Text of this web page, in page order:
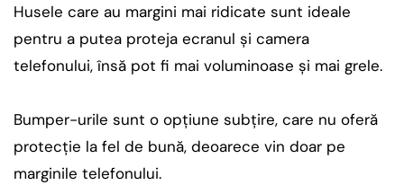
Husele care au margini mai ridicate sunt ideale
pentru a putea proteja ecranul și camera
telefonului, însă pot fi mai voluminoase și mai grele.
Bumper-urile sunt o opțiune subțire, care nu oferă
protecție la fel de bună, deoarece vin doar pe
marginile telefonului.